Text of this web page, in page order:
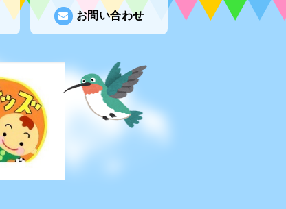
お問い合わせ